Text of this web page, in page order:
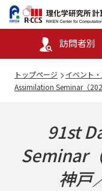
訪問者別
トップページ イベント
Assimilation Seminar（
91st
Seminar
神戸